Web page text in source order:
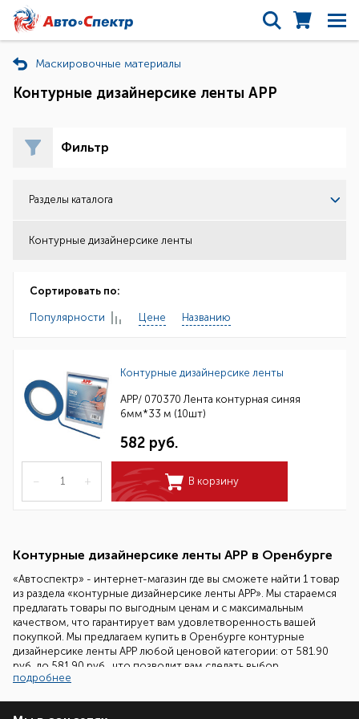
Маскировочные материалы
Контурные дизайнерсике ленты APP
Фильтр
Разделы каталога
Контурные дизайнерсике ленты
Сортировать по:
Популярности Цене Названию
Контурные дизайнерсике ленты
APP/ 070370 Лента контурная синяя
6мм*33 м (10шт)
582 руб.
– + В корзину
Контурные дизайнерсике ленты APP в Оренбурге
«Автоспектр» - интернет-магазин где вы сможете найти 1 товар
из раздела «контурные дизайнерсике ленты APP». Мы стараемся
предлагать товары по выгодным ценам и с максимальным
качеством, что гарантирует вам удовлетворенность вашей
покупкой. Мы предлагаем купить в Оренбурге контурные
дизайнерсике ленты APP любой ценовой категории: от 581.90
руб. до 581.90 руб., что позволит вам сделать выбор
ориентированный на ваш бюджет.
Наши специалисты всегда готовы помочь вам подобрать
подробнее